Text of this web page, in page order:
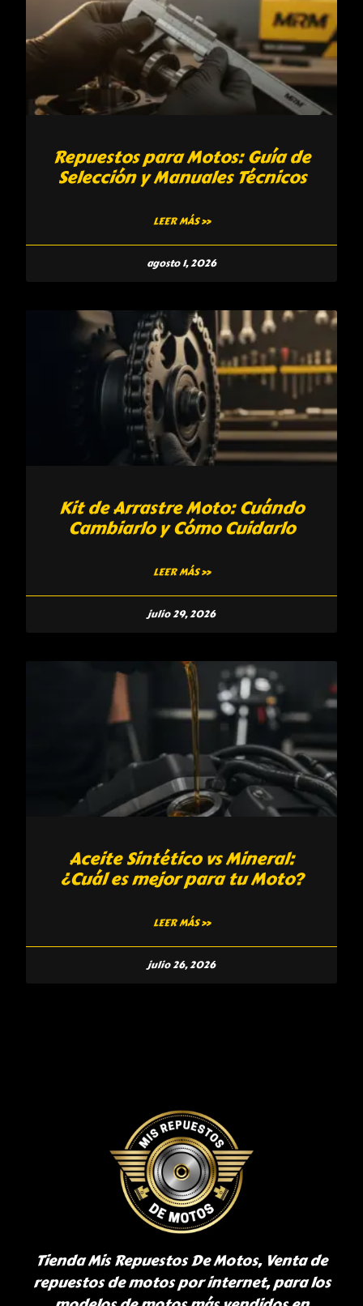
Repuestos para Motos: Guía de
Selección y Manuales Técnicos
LEER MÁS »
agosto 1, 2026
Kit de Arrastre Moto: Cuándo
Cambiarlo y Cómo Cuidarlo
LEER MÁS »
julio 29, 2026
Aceite Sintético vs Mineral:
¿Cuál es mejor para tu Moto?
LEER MÁS »
julio 26, 2026
Tienda Mis Repuestos De Motos, Venta de
repuestos de motos por internet, para los